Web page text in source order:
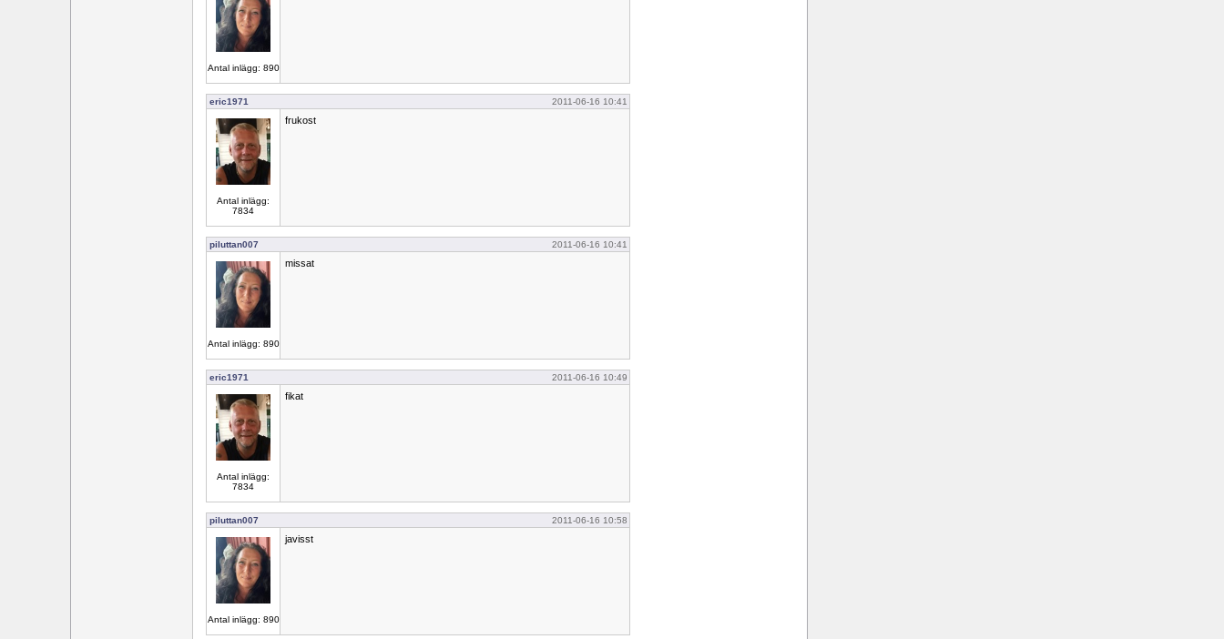
Antal inlägg: 890
eric1971 2011-06-16 10:41
Antal inlägg:
7834
frukost
piluttan007 2011-06-16 10:41
Antal inlägg: 890
missat
eric1971 2011-06-16 10:49
Antal inlägg:
7834
fikat
piluttan007 2011-06-16 10:58
Antal inlägg: 890
javisst